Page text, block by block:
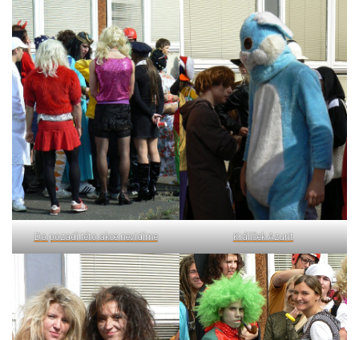
Do pozadí této akce nevidíme Králíček Azurit